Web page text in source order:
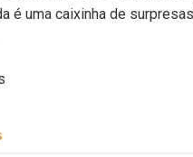
é uma caixinha de